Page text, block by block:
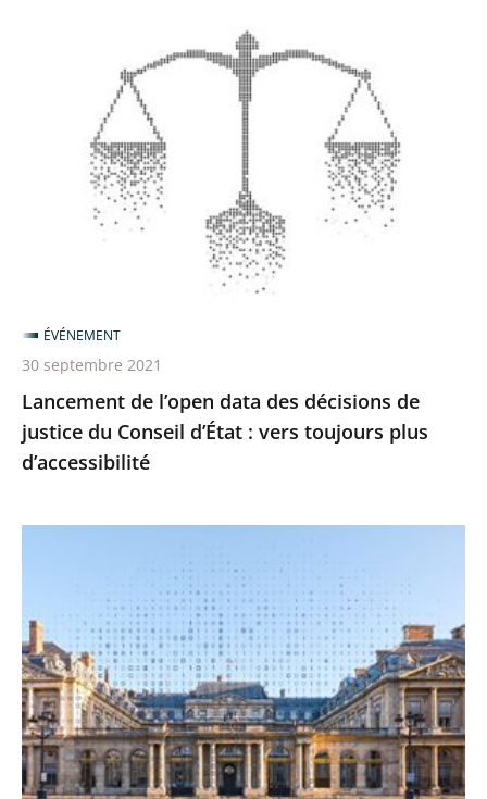
décisions
d’État
:
vers
toujours
plus
Lancement de l’open data des décisions de
justice du Conseil d’État : vers toujours plus
d’accessibilité
ÉVÉNEMENT
30 septembre 2021
poursuit
sa
transformation
numérique
pour
une